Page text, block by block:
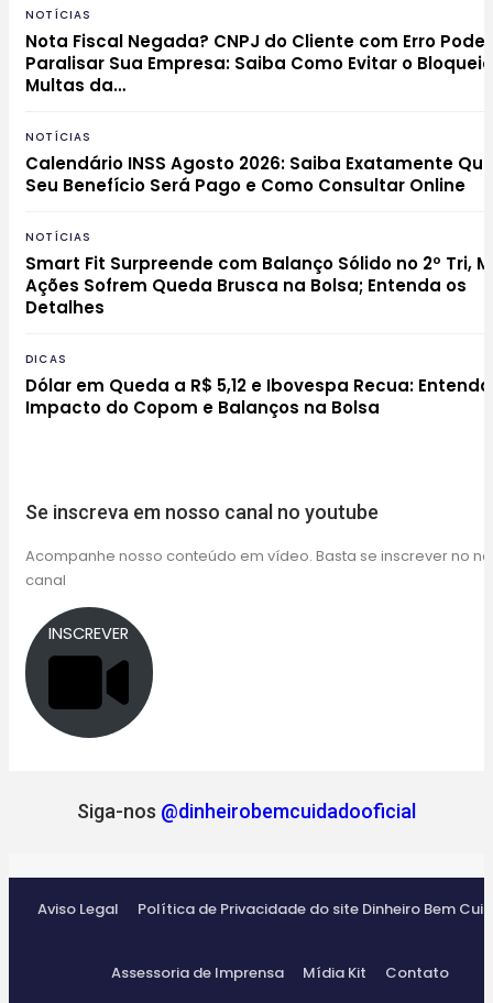
NOTÍCIAS
Nota Fiscal Negada? CNPJ do Cliente com Erro Pode
Paralisar Sua Empresa: Saiba Como Evitar o
Multas da…
NOTÍCIAS
Calendário INSS Agosto 2026: Saiba Exatamente
Seu Benefício Será Pago e Como Consultar Online
NOTÍCIAS
Smart Fit Surpreende com Balanço Sólido no 2º Tri,
Ações Sofrem Queda Brusca na Bolsa; Entenda os
Detalhes
DICAS
Dólar em Queda a R$ 5,12 e Ibovespa Recua:
Impacto do Copom e Balanços na Bolsa
Se inscreva em nosso canal no youtube
Acompanhe nosso conteúdo em vídeo. Basta se inscrever no
canal
INSCREVER
Siga-nos @dinheirobemcuidadooficial
Aviso Legal Política de Privacidade do site Dinheiro Bem
Assessoria de Imprensa Mídia Kit Contato